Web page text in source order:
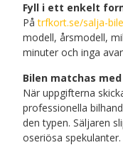
Fyll i ett enkelt
Påtrfkort.se/salja-
modell, årsmodell,
minuter och inga
Bilen matchas
När uppgifterna
professionella
den typen. Säljaren
oseriösa spekulanter.